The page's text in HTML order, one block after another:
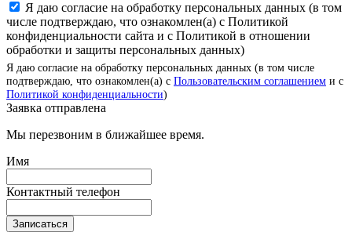
Я даю согласие на обработку персональных данных (в том
числе подтверждаю, что ознакомлен(а) с Политикой
конфиденциальности сайта и с Политикой в отношении
обработки и защиты персональных данных)
Я даю согласие на обработку персональных данных (в том числе
подтверждаю, что ознакомлен(а) с Пользовательским соглашением и с
Политикой конфиденциальности)
Заявка отправлена
Мы перезвоним в ближайшее время.
Имя
Контактный телефон
Записаться